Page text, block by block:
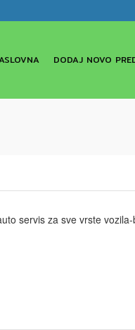
DODAJ NOVO
servis za sve vrste